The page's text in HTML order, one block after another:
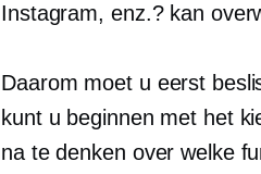
Instagram, enz.? kan
Daarom moet u eerst
kunt u beginnen met het
na te denken over welke